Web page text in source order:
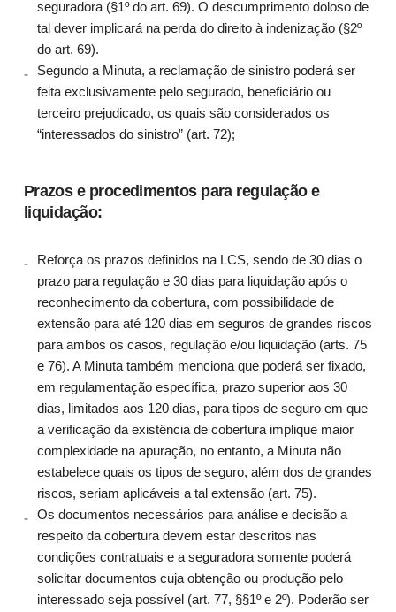
seguradora (§1º do art. 69). O descumprimento doloso de
tal dever implicará na perda do direito à indenização (§2º
do art. 69).
Segundo a Minuta, a reclamação de sinistro poderá ser
feita exclusivamente pelo segurado, beneficiário ou
terceiro prejudicado, os quais são considerados os
“interessados do sinistro” (art. 72);
Prazos e procedimentos para regulação e
liquidação:
Reforça os prazos definidos na LCS, sendo de 30 dias o
prazo para regulação e 30 dias para liquidação após o
reconhecimento da cobertura, com possibilidade de
extensão para até 120 dias em seguros de grandes riscos
para ambos os casos, regulação e/ou liquidação (arts. 75
e 76). A Minuta também menciona que poderá ser fixado,
em regulamentação específica, prazo superior aos 30
dias, limitados aos 120 dias, para tipos de seguro em que
a verificação da existência de cobertura implique maior
complexidade na apuração, no entanto, a Minuta não
estabelece quais os tipos de seguro, além dos de grandes
riscos, seriam aplicáveis a tal extensão (art. 75).
Os documentos necessários para análise e decisão a
respeito da cobertura devem estar descritos nas
condições contratuais e a seguradora somente poderá
solicitar documentos cuja obtenção ou produção pelo
interessado seja possível (art. 77, §§1º e 2º). Poderão ser